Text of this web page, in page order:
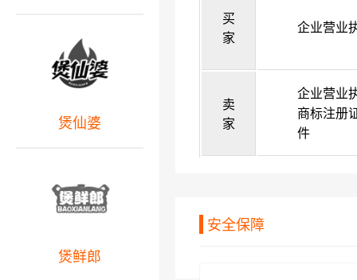
买
家
企业营业
卖
家
企业营业
商标注册
件
安全保障
煲仙婆
煲鲜郎